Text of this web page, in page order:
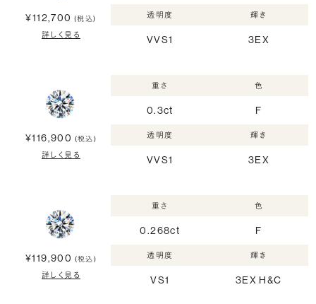
¥112,700 (税込)
詳しく見る
透明度
VVS1
輝き
3EX
¥116,900 (税込)
詳しく見る
重さ
0.3ct
色
F
透明度
VVS1
輝き
3EX
¥119,900 (税込)
詳しく見る
重さ
0.268ct
色
F
透明度
VS1
輝き
3EX H&C